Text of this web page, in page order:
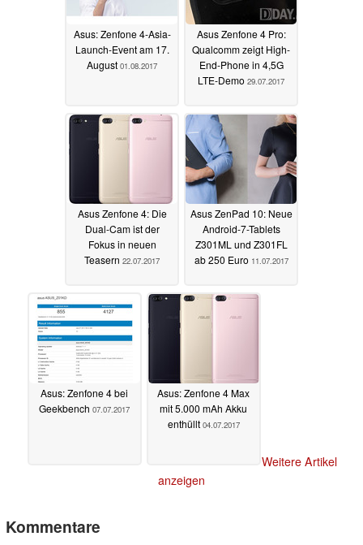
Asus: Zenfone 4-Asia-
Launch-Event am 17.
August 01.08.2017
Asus Zenfone 4 Pro:
Qualcomm zeigt High-
End-Phone in 4,5G
LTE-Demo 29.07.2017
Asus Zenfone 4: Die
Dual-Cam ist der
Fokus in neuen
Teasern 22.07.2017
Asus ZenPad 10: Neue
Android-7-Tablets
Z301ML und Z301FL
ab 250 Euro 11.07.2017
Asus: Zenfone 4 bei
Geekbench 07.07.2017
Asus: Zenfone 4 Max
mit 5.000 mAh Akku
enthüllt 04.07.2017
Weitere Artikel
anzeigen
Kommentare